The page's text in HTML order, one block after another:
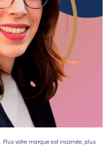
. Plus votre marque est incarnée, plus